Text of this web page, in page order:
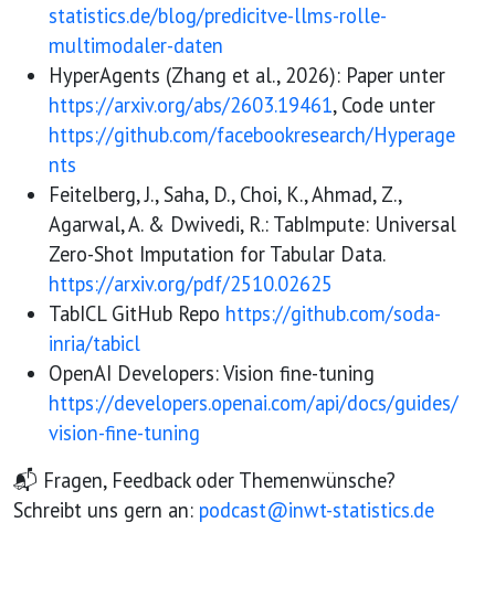
statistics.de/blog/predicitve-llms-rolle-
multimodaler-daten
HyperAgents (Zhang et al., 2026): Paper unter
https://arxiv.org/abs/2603.19461, Code unter
https://github.com/facebookresearch/Hyperage
nts
Feitelberg, J., Saha, D., Choi, K., Ahmad, Z.,
Agarwal, A. & Dwivedi, R.: TabImpute: Universal
Zero-Shot Imputation for Tabular Data.
https://arxiv.org/pdf/2510.02625
TabICL GitHub Repo https://github.com/soda-
inria/tabicl
OpenAI Developers: Vision fine-tuning
https://developers.openai.com/api/docs/guides/
vision-fine-tuning
📬 Fragen, Feedback oder Themenwünsche?
Schreibt uns gern an: podcast@inwt-statistics.de